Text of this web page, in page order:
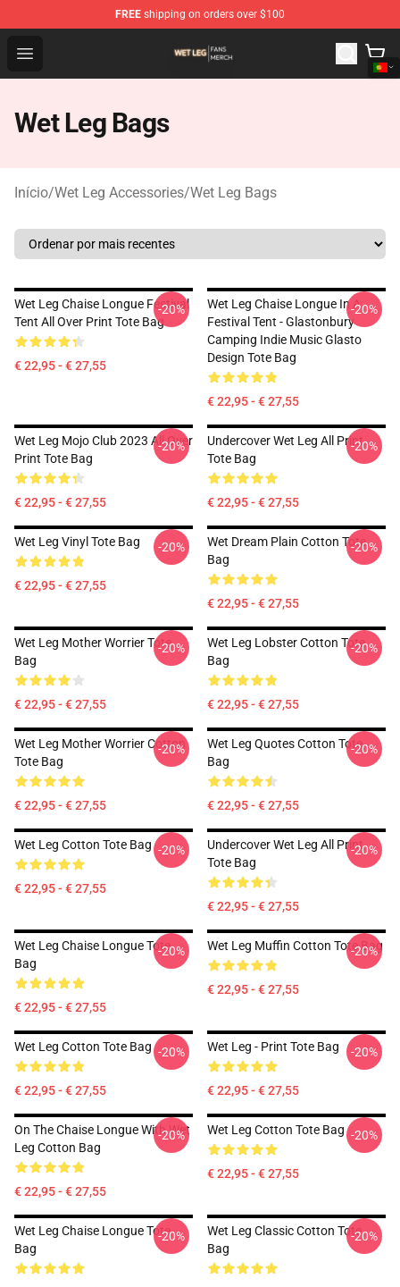
FREE shipping on orders over $100
Open menu
Wet Leg Shop - Official Wet Leg Merchandise Store
Wet Leg Bags
Início/Wet Leg Accessories/Wet Leg Bags
Wet Leg Chaise Longue Festival
Tent All Over Print Tote Bag
€ 22,95 - € 27,55
-20%
Wet Leg Chaise Longue In A
Festival Tent - Glastonbury
Camping Indie Music Glasto
Design Tote Bag
€ 22,95 - € 27,55
-20%
Wet Leg Mojo Club 2023 All Over
Print Tote Bag
€ 22,95 - € 27,55
-20%
Undercover Wet Leg All Print
Tote Bag
€ 22,95 - € 27,55
-20%
Wet Leg Vinyl Tote Bag
€ 22,95 - € 27,55
-20%
Wet Dream Plain Cotton Tote
Bag
€ 22,95 - € 27,55
-20%
Wet Leg Mother Worrier Tote
Bag
€ 22,95 - € 27,55
-20%
Wet Leg Lobster Cotton Tote
Bag
€ 22,95 - € 27,55
-20%
Wet Leg Mother Worrier Cotton
Tote Bag
€ 22,95 - € 27,55
-20%
Wet Leg Quotes Cotton Tote
Bag
€ 22,95 - € 27,55
-20%
Wet Leg Cotton Tote Bag
€ 22,95 - € 27,55
-20%
Undercover Wet Leg All Print
Tote Bag
€ 22,95 - € 27,55
-20%
Wet Leg Chaise Longue Tote
Bag
€ 22,95 - € 27,55
-20% Wet Leg Muffin Cotton Tote Bag
€ 22,95 - € 27,55
-20%
Wet Leg Cotton Tote Bag
€ 22,95 - € 27,55
-20% Wet Leg - Print Tote Bag
€ 22,95 - € 27,55
-20%
On The Chaise Longue With Wet
Leg Cotton Bag
€ 22,95 - € 27,55
-20% Wet Leg Cotton Tote Bag
€ 22,95 - € 27,55
-20%
Wet Leg Chaise Longue Tote
Bag
-20%
Wet Leg Classic Cotton Tote
Bag
-20%